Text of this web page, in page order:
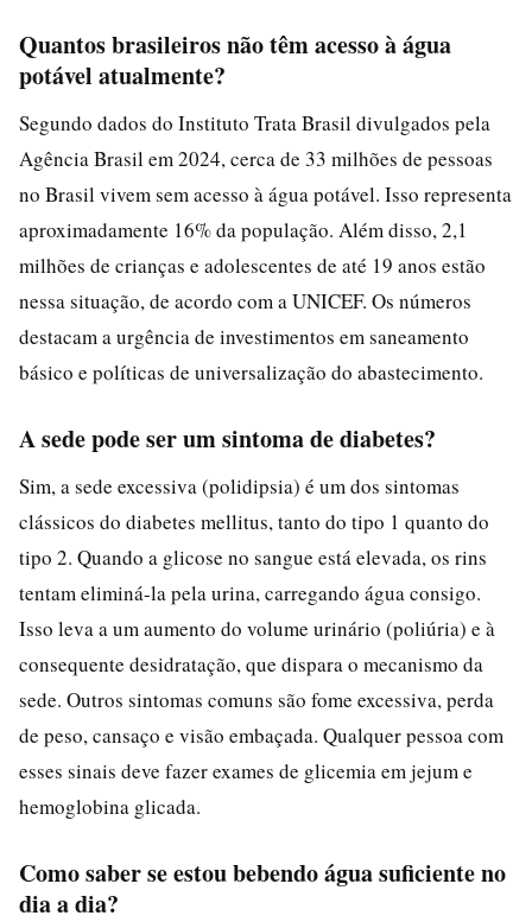
Quantos brasileiros não têm acesso à água
potável atualmente?
Segundo dados do Instituto Trata Brasil divulgados pela
Agência Brasil em 2024, cerca de 33 milhões de pessoas
no Brasil vivem sem acesso à água potável. Isso representa
aproximadamente 16% da população. Além disso, 2,1
milhões de crianças e adolescentes de até 19 anos estão
nessa situação, de acordo com a UNICEF. Os números
destacam a urgência de investimentos em saneamento
básico e políticas de universalização do abastecimento.
A sede pode ser um sintoma de diabetes?
Sim, a sede excessiva (polidipsia) é um dos sintomas
clássicos do diabetes mellitus, tanto do tipo 1 quanto do
tipo 2. Quando a glicose no sangue está elevada, os rins
tentam eliminá-la pela urina, carregando água consigo.
Isso leva a um aumento do volume urinário (poliúria) e à
consequente desidratação, que dispara o mecanismo da
sede. Outros sintomas comuns são fome excessiva, perda
de peso, cansaço e visão embaçada. Qualquer pessoa com
esses sinais deve fazer exames de glicemia em jejum e
hemoglobina glicada.
Como saber se estou bebendo água suficiente no
dia a dia?